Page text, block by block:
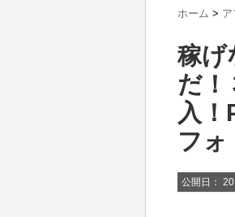
ホーム > ア
稼げ
だ！
入
フ
公開日：